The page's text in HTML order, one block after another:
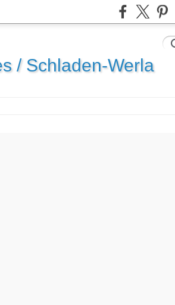
/ Schladen-Werla